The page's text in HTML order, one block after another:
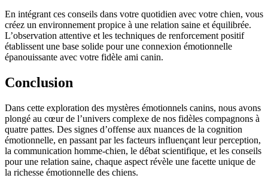
En intégrant ces conseils dans votre quotidien avec votre chien, vous
créez un environnement propice à une relation saine et équilibrée.
L’observation attentive et les techniques de renforcement positif
établissent une base solide pour une connexion émotionnelle
épanouissante avec votre fidèle ami canin.
Conclusion
Dans cette exploration des mystères émotionnels canins, nous avons
plongé au cœur de l’univers complexe de nos fidèles compagnons à
quatre pattes. Des signes d’offense aux nuances de la cognition
émotionnelle, en passant par les facteurs influençant leur perception,
la communication homme-chien, le débat scientifique, et les conseils
pour une relation saine, chaque aspect révèle une facette unique de
la richesse émotionnelle des chiens.